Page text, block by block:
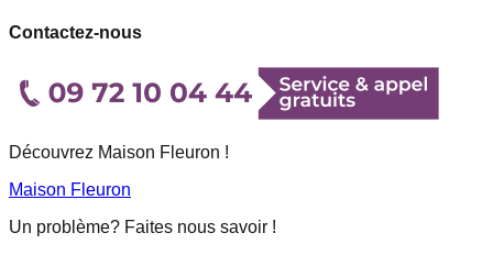
Contactez-nous
Découvrez Maison Fleuron !
Maison Fleuron
Un problème? Faites nous savoir !